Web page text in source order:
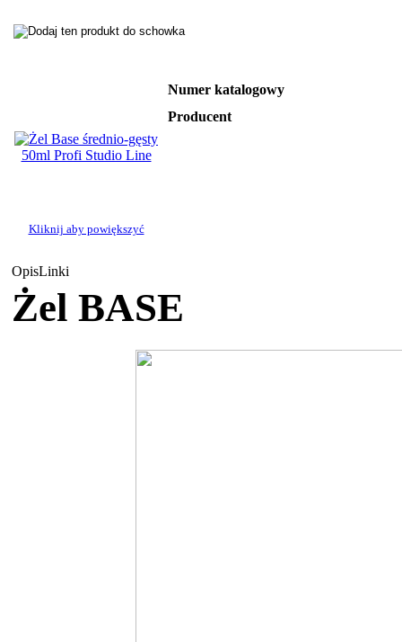
Kliknij aby powiększyć
Numer katalogowy
Producent
OpisLinki
Żel BASE